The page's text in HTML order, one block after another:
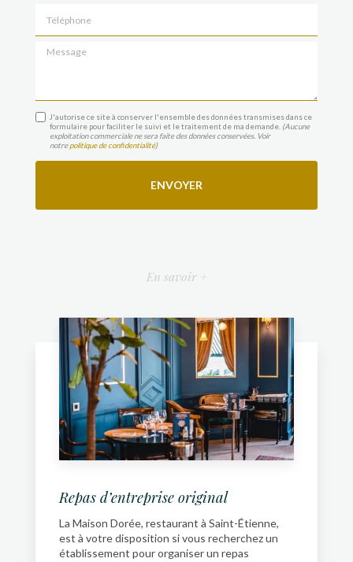
Message
J'autorise ce site à conserver l'ensemble des données transmises dans ce
formulaire pour faciliter le suivi et le traitement de ma demande. (Aucune
exploitation commerciale ne sera faite des données conservées. Voir
notrepolitique de confidentialité)
En savoir +
Repas d’entreprise original
La Maison Dorée, restaurant à Saint-Étienne,
est à votre disposition si vous recherchez un
établissement pour organiser un repas